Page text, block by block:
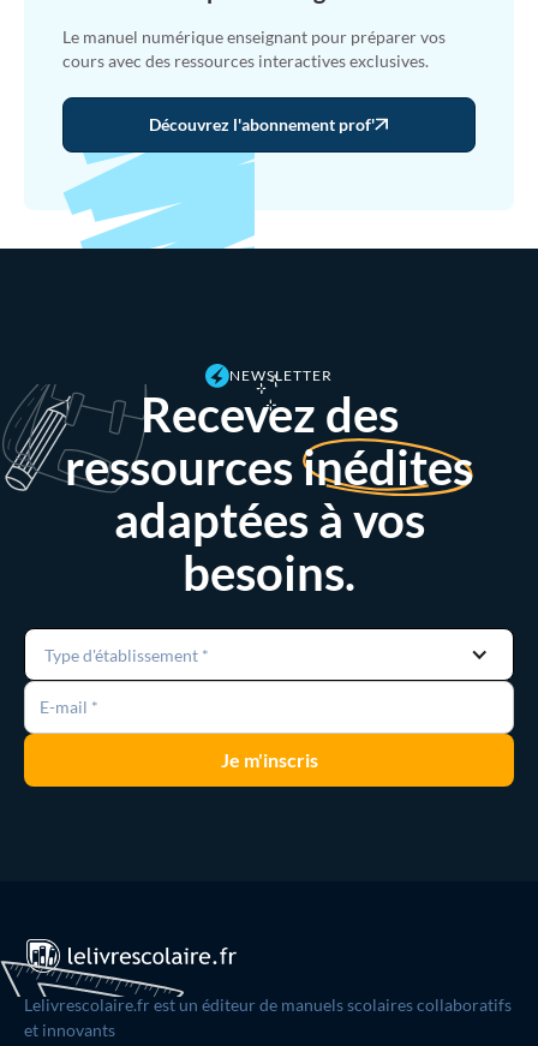
Le manuel numérique enseignant pour préparer vos
cours avec des ressources interactives exclusives.
Découvrez l'abonnement prof'
NEWSLETTER
Recevez des
ressourcesinédites
adaptées à vos
besoins.
Type d'établissement *
Lelivrescolaire.fr est un éditeur de manuels scolaires collaboratifs
et innovants